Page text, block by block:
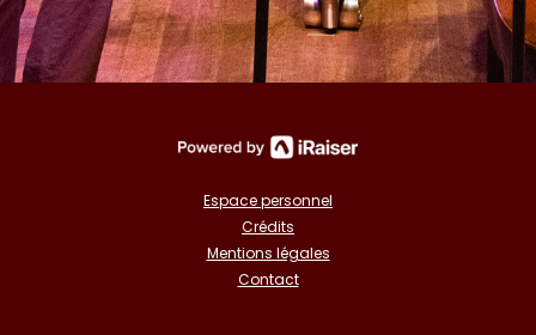
Espace personnel
Crédits
Mentions légales
Contact